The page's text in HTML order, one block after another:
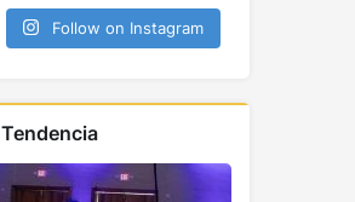
Follow on Instagram
Tendencia